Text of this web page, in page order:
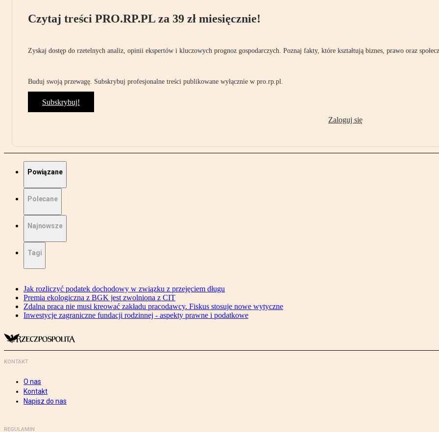
Czytaj treści PRO.RP.PL za 39 zł miesięcznie!
Zyskaj dostęp do rzetelnych analiz, opinii ekspertów i kluczowych prognoz gospodarczych. Poznaj fakty, które kształtują biznes, prawo oraz
Buduj swoją przewagę. Subskrybuj profesjonalne treści publikowane wyłącznie w pro.rp.pl.
Subskrybuj!
Zaloguj się
Powiązane
Polecane
Najnowsze
Tagi
Jak rozliczyć podatek dochodowy w związku z przejęciem długu
Premia ekologiczna z BGK jest zwolniona z CIT
Zdalna praca nie musi kreować zakładu pracodawcy. Fiskus stosuje nowe wytyczne
Inwestycje zagraniczne fundacji rodzinnej - aspekty prawne i podatkowe
KONTAKT
O nas
Kontakt
Napisz do nas
REGULAMIN